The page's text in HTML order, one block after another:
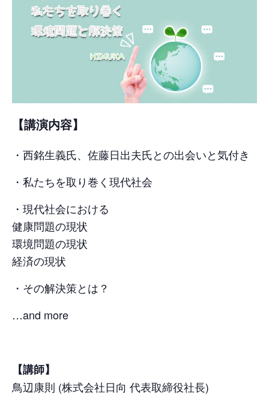
【講演内容】
・西銘生義氏、佐藤日出夫氏との出会いと気付き
・私たちを取り巻く現代社会
・現代社会における
健康問題の現状
環境問題の現状
経済の現状
・その解決策とは？
…and more
【講師】
鳥辺康則 (株式会社日向 代表取締役社長)